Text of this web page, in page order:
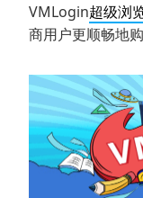
VMLogin超级浏
商用户更顺畅地购